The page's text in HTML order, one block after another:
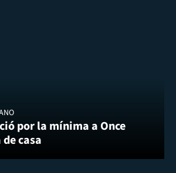
por la mínima a Once
casa